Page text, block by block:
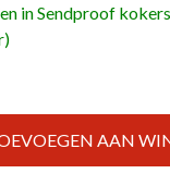
in Sendproof kokers
AAN